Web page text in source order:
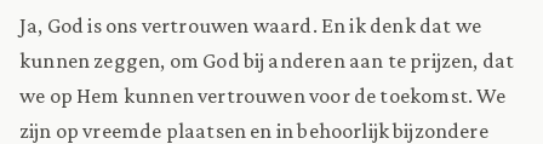
Ja, God is ons vertrouwen waard. En ik denk dat we
kunnen zeggen, om God bij anderen aan te prijzen, dat
we op Hem kunnen vertrouwen voor de toekomst. We
zijn op vreemde plaatsen en in behoorlijk bijzondere